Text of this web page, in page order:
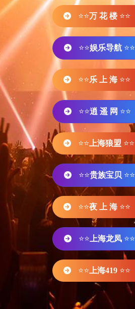
⭐⭐万 花 楼 ⭐⭐
⭐⭐娱乐导航 ⭐⭐
⭐⭐乐 上 海 ⭐⭐
⭐⭐逍 遥 网 ⭐⭐
⭐⭐ 上海狼盟 ⭐⭐
⭐⭐贵族宝贝 ⭐⭐
⭐⭐夜 上 海 ⭐⭐
⭐⭐ 上海龙凤 ⭐⭐
⭐⭐ 上海419 ⭐⭐